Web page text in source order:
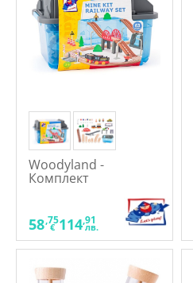
Woodyland -
Комплект
батерии, 63 части
58,75
€ 114,91
лв.